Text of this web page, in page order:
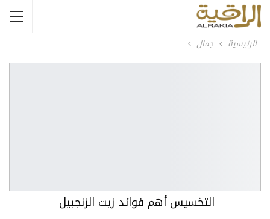
الرئيسية جمال
التخسيس أهم فوائد زيت الزنجبيل